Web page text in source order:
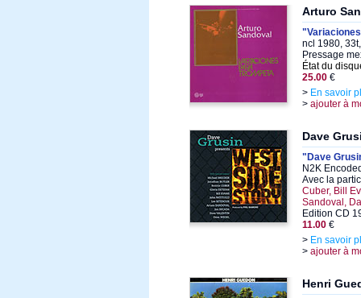
Arturo
ncl 1980,
Pressage
État du
25.00 €
> En savoir
> ajouter à
Dave
"Dave
N2K
Avec la
Cuber, Bill
Sandoval,
Edition CD
11.00 €
> En savoir
> ajouter à
Henri